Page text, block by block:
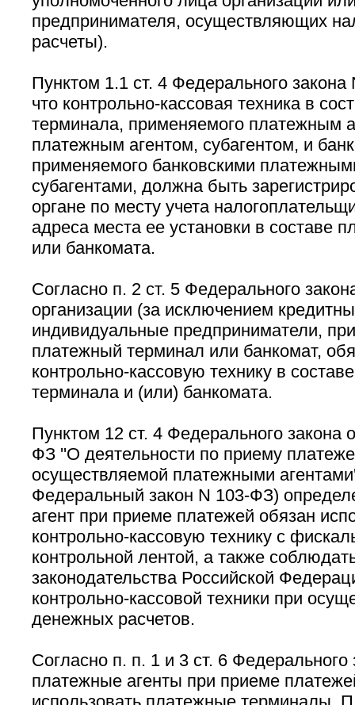
предпринимателя, осуществляющих
расчеты).
Пунктом 1.1 ст. 4 Федерального
что контрольно-кассовая техника в
терминала, применяемого платежным
платежным агентом, субагентом, и
применяемого банковскими
субагентами, должна быть
органе по месту учета
адреса места ее установки в составе
или банкомата.
Согласно п. 2 ст. 5 Федерального
организации (за исключением
индивидуальные предприниматели,
платежный терминал или банкомат,
контрольно-кассовую технику в
терминала и (или) банкомата.
Пунктом 12 ст. 4 Федерального закона
ФЗ ''О деятельности по приему
осуществляемой платежными
Федеральный закон N 103-ФЗ)
агент при приеме платежей обязан
контрольно-кассовую технику с
контрольной лентой, а также
законодательства Российской
контрольно-кассовой техники при
денежных расчетов.
Согласно п. п. 1 и 3 ст. 6
платежные агенты при приеме